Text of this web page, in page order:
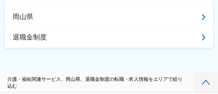
岡山県
退職金制度
介護・福祉関連サービス、岡山県、退職金制度の転職・求人情報をエリアで絞り
込む